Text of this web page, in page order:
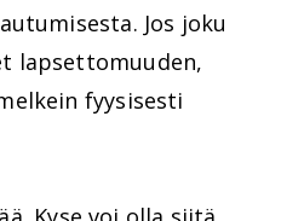
Jos joku
lapsettomuuden,
fyysisesti